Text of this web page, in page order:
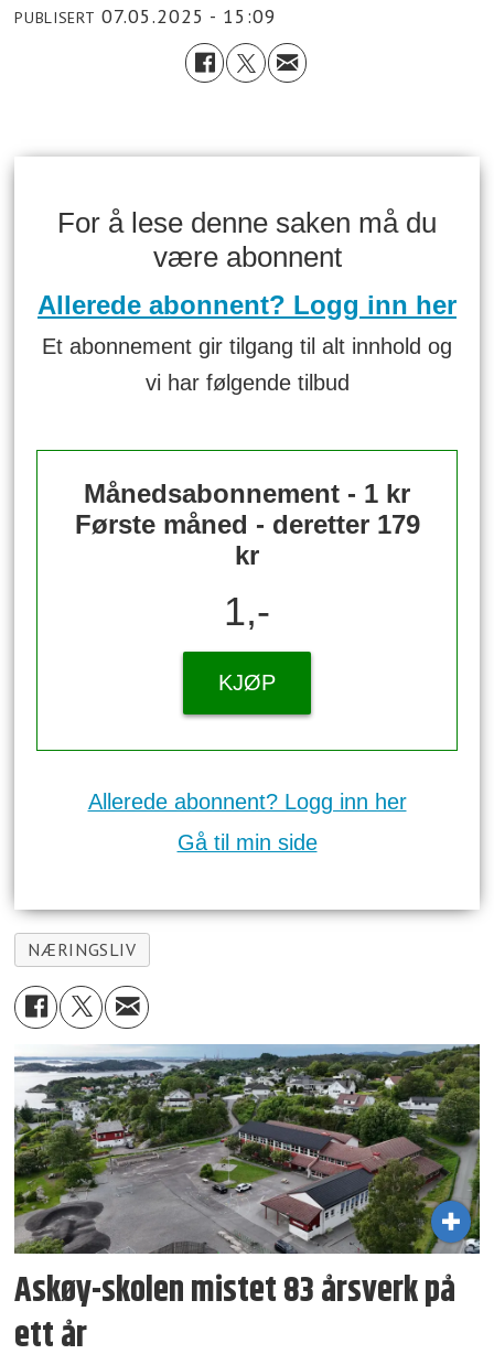
PUBLISERT 07.05.2025 - 15:09
For å lese denne saken må du
være abonnent
Allerede abonnent? Logg inn her
Et abonnement gir tilgang til alt innhold og
vi har følgende tilbud
Månedsabonnement - 1 kr
Første måned - deretter 179
kr
1,-
KJØP
Allerede abonnent? Logg inn her
Gå til min side
NÆRINGSLIV
Askøy-skolen mistet 83 årsverk på
ett år